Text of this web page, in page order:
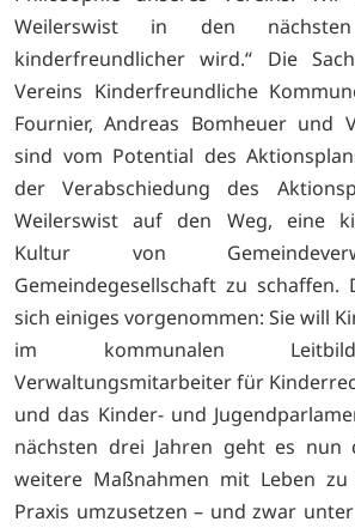
Weilerswist in den
kinderfreundlicher wird.“ Die
Vereins Kinderfreundliche
Fournier, Andreas Bomheuer und
sind vom Potential des
der Verabschiedung des
Weilerswist auf den Weg, eine
Kultur von
Gemeindegesellschaft zu schaffen.
sich einiges vorgenommen: Sie will
im kommunalen
Verwaltungsmitarbeiter für
und das Kinder- und
nächsten drei Jahren geht es nun
weitere Maßnahmen mit Leben
Praxis umzusetzen – und zwar